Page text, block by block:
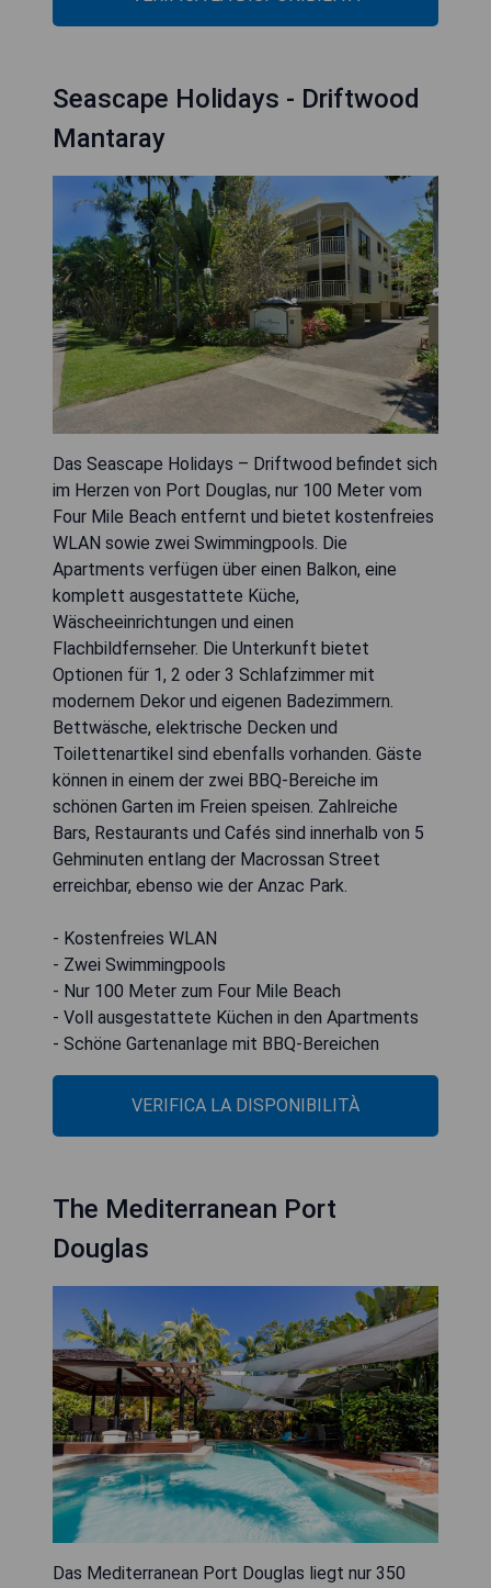
Seascape Holidays - Driftwood
Mantaray
Das Seascape Holidays – Driftwood befindet sich
im Herzen von Port Douglas, nur 100 Meter vom
Four Mile Beach entfernt und bietet kostenfreies
WLAN sowie zwei Swimmingpools. Die
Apartments verfügen über einen Balkon, eine
komplett ausgestattete Küche,
Wäscheeinrichtungen und einen
Flachbildfernseher. Die Unterkunft bietet
Optionen für 1, 2 oder 3 Schlafzimmer mit
modernem Dekor und eigenen Badezimmern.
Bettwäsche, elektrische Decken und
Toilettenartikel sind ebenfalls vorhanden. Gäste
können in einem der zwei BBQ-Bereiche im
schönen Garten im Freien speisen. Zahlreiche
Bars, Restaurants und Cafés sind innerhalb von 5
Gehminuten entlang der Macrossan Street
erreichbar, ebenso wie der Anzac Park.
- Kostenfreies WLAN
- Zwei Swimmingpools
- Nur 100 Meter zum Four Mile Beach
- Voll ausgestattete Küchen in den Apartments
- Schöne Gartenanlage mit BBQ-Bereichen
VERIFICA LA DISPONIBILITÀ
The Mediterranean Port
Douglas
Das Mediterranean Port Douglas liegt nur 350